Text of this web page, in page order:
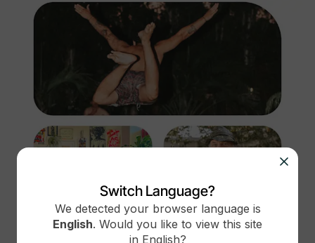
Páginas web en Espacios
Iniciadores de conversación AI opcionales
Switch Language?
We detected your browser language is
English. Would you like to view this site
in English?